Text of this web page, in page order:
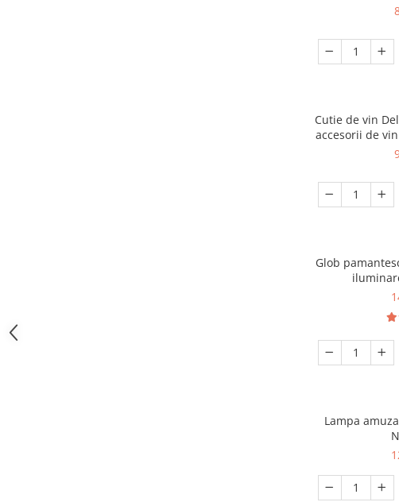
Cutie de vin
accesorii de
Glob
Lampa